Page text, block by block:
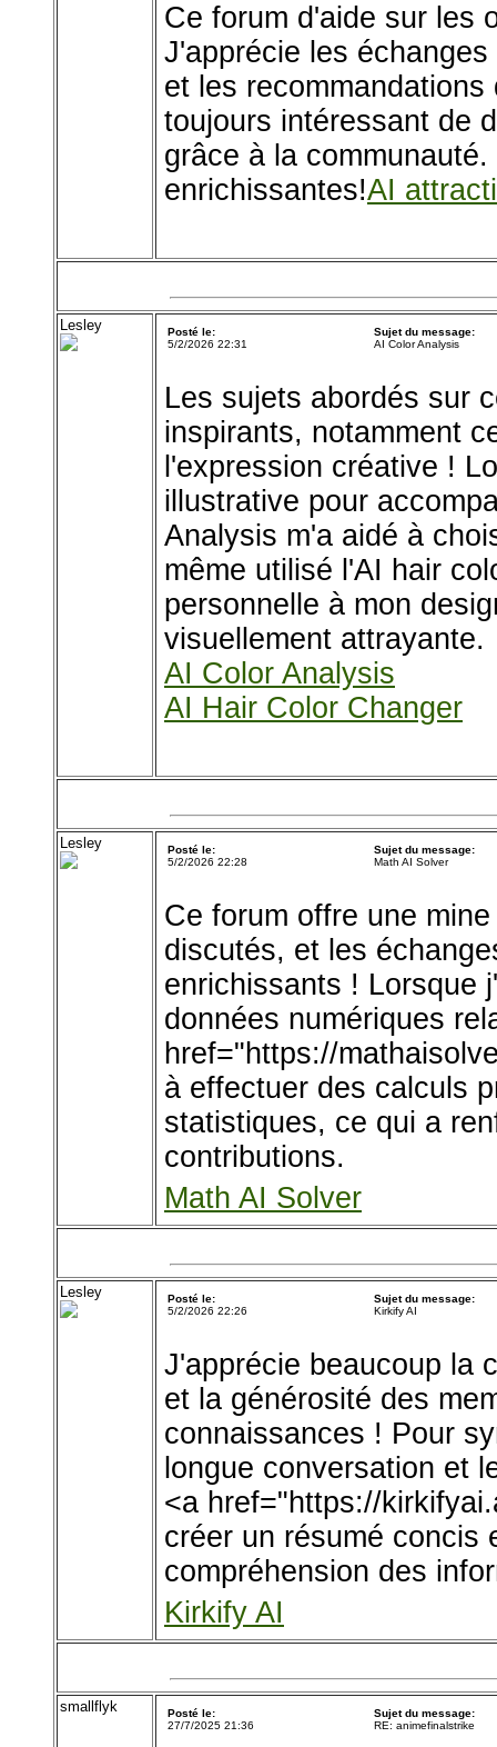
Ce forum d'aide sur les
J'apprécie les
et les
toujours intéressant de
grâce à la
enrichissantes!AI
Lesley
Posté le:
5/2/2026 22:31
Sujet du message:
AI Color Analysis
Les sujets abordés sur
inspirants, notamment
l'expression créative !
illustrative pour
Analysis m'a aidé à
même utilisé l'AI hair
personnelle à mon
visuellement attrayante.
AI Color Analysis
AI Hair Color Changer
Lesley
Posté le:
5/2/2026 22:28
Sujet du message:
Math AI Solver
Ce forum offre une
discutés, et les
enrichissants ! Lorsque
données numériques
href="https://
à effectuer des calculs
statistiques, ce qui a
contributions.
Math AI Solver
Lesley
Posté le:
5/2/2026 22:26
Sujet du message:
Kirkify AI
J'apprécie beaucoup la
et la générosité des
connaissances ! Pour
longue conversation et
<a href="https://
créer un résumé concis
compréhension des
Kirkify AI
smallflyk
Posté le:
27/7/2025 21:36
Sujet du message:
RE: animefinalstrike